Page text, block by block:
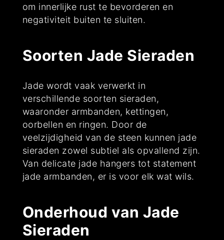
om innerlijke rust te bevorderen en
negativiteit buiten te sluiten.
Soorten Jade Sieraden
Jade wordt vaak verwerkt in
verschillende soorten sieraden,
waaronder armbanden, kettingen,
oorbellen en ringen. Door de
veelzijdigheid van de steen kunnen jade
sieraden zowel subtiel als opvallend zijn.
Van delicate jade hangers tot statement
jade armbanden, er is voor elk wat wils.
Onderhoud van Jade
Sieraden